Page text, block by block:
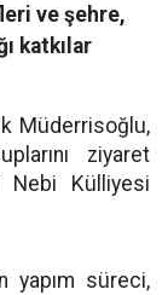
ve şehre,
katkılar
Müderrisoğlu,
ziyaret
Nebi Külliyesi
yapım süreci,